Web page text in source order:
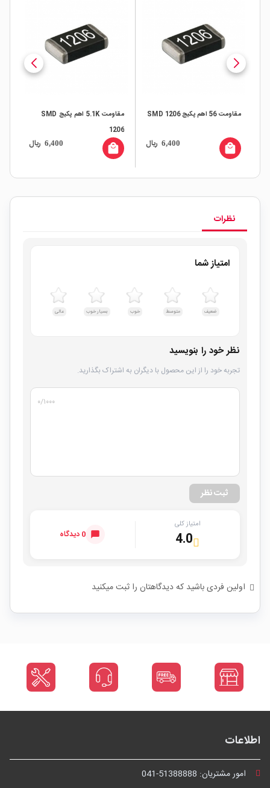
مقاومت 56 اهم پکیج SMD 1206
6,400 ریال local_mall
مقاومت 5.1K اهم پکیج SMD
1206
6,400 ریال local_mall
نظرات
امتیاز شما
ضعیف متوسط خوب بسیار خوب عالی
نظر خود را بنویسید
تجربه خود را از این محصول با دیگران به اشتراک بگذارید.
۰/۱۰۰۰
ثبت نظر
امتیاز کلی
4.0 0 دیدگاه
اولین فردی باشید که دیدگاهتان را ثبت میکنید
اطلاعات
امور مشتریان: 041-51388888